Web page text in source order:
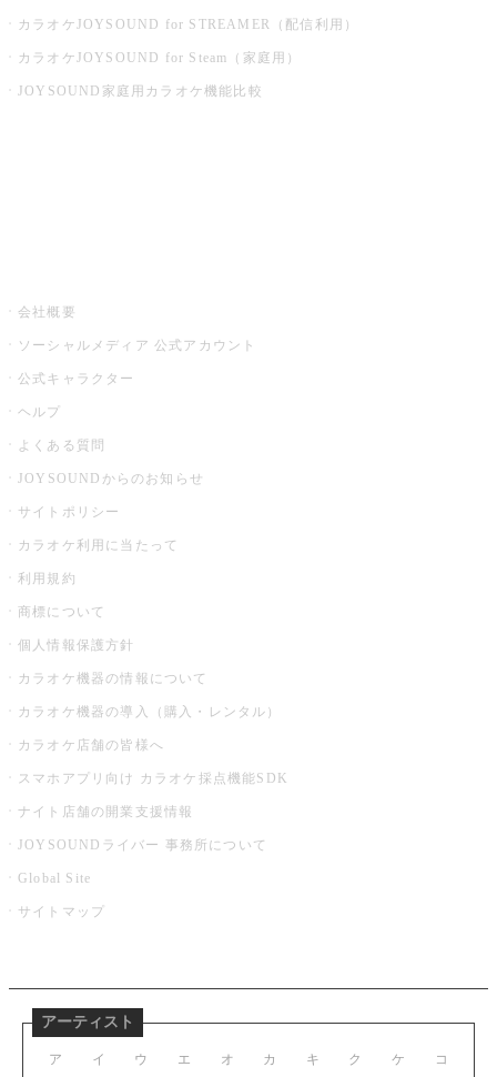
カラオケJOYSOUND for STREAMER（配信利用）
カラオケJOYSOUND for Steam（家庭用）
JOYSOUND家庭用カラオケ機能比較
会社概要
ソーシャルメディア 公式アカウント
公式キャラクター
ヘルプ
よくある質問
JOYSOUNDからのお知らせ
サイトポリシー
カラオケ利用に当たって
利用規約
商標について
個人情報保護方針
カラオケ機器の情報について
カラオケ機器の導入（購入・レンタル）
カラオケ店舗の皆様へ
スマホアプリ向け カラオケ採点機能SDK
ナイト店舗の開業支援情報
JOYSOUNDライバー 事務所について
Global Site
サイトマップ
アーティスト
ア イ ウ エ オ カ キ ク ケ コ